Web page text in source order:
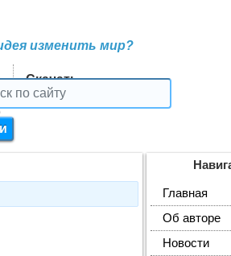
изменить мир?
Скачать
Главная
Об авторе
Новости